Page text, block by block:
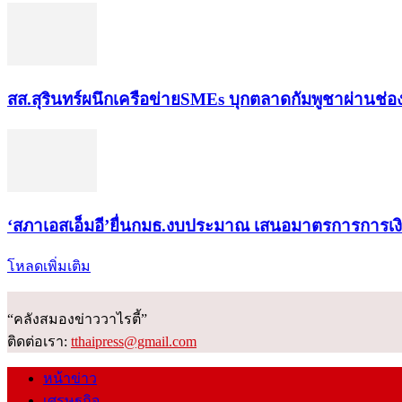
สส.สุรินทร์ผนึกเครือข่ายSMEs บุกตลาดกัมพูชาผ่านช่อ
‘สภาเอสเอ็มอี’ยื่นกมธ.งบประมาณ เสนอมาตรการการเ
โหลดเพิ่มเติม
“คลังสมองข่าววาไรตี้”
ติดต่อเรา: tthaipress@gmail.com
หน้าข่าว